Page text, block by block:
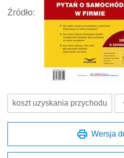
Źródło:
koszt uzyskania przychodu
Wersja